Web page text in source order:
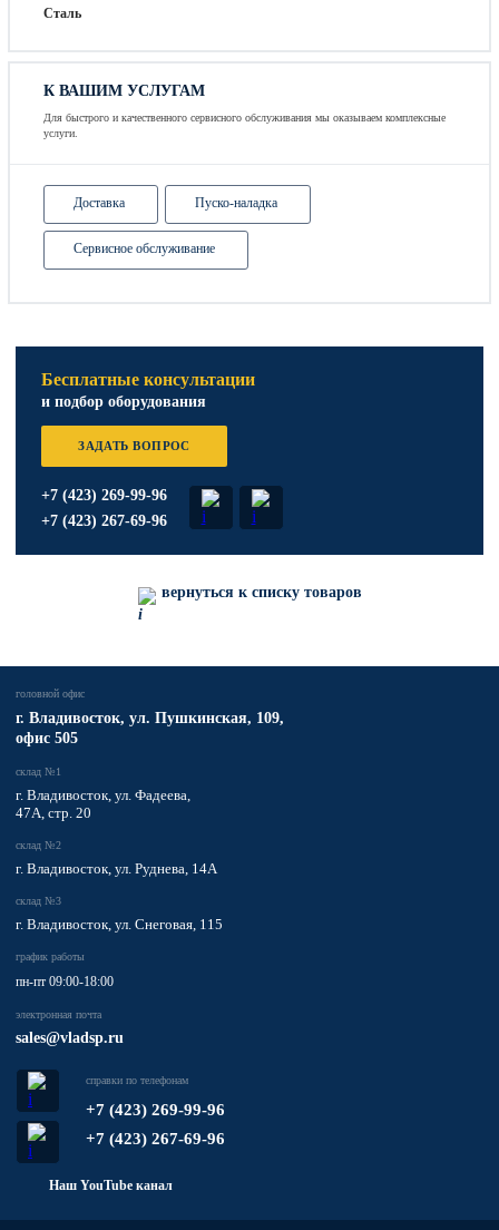
Сталь
К ВАШИМ УСЛУГАМ
Для быстрого и качественного сервисного обслуживания мы оказываем комплексные
услуги.
Доставка Пуско-наладка
Сервисное обслуживание
Бесплатные консультации
и подбор оборудования
ЗАДАТЬ ВОПРОС
+7 (423) 269-99-96
+7 (423) 267-69-96
вернуться к списку товаров
головной офис
​г. Владивосток, ул. Пушкинская, 109,
офис 505
график работы
пн-пт 09:00-18:00
электронная почта
sales@vladsp.ru
склад №1
г. Владивосток, ул. Фадеева,
47А, стр. 20
склад №2
г. Владивосток, ул. Руднева, 14А
склад №3
г. Владивосток, ул. Снеговая, 115
справки по телефонам
+7 (423) 269-99-96
+7 (423) 267-69-96
Наш YouTube канал